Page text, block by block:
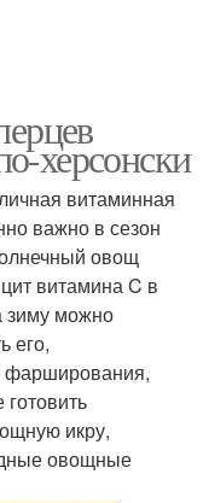
херсонски
витаминная
важно в сезон
овощ
витамина C в
зиму можно
его,
фарширования,
икру,
овощные